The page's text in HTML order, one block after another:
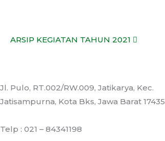
ARSIP KEGIATAN TAHUN 2021
Jl. Pulo, RT.002/RW.009, Jatikarya, Kec.
Jatisampurna, Kota Bks, Jawa Barat 17435
Telp : 021 – 84341198